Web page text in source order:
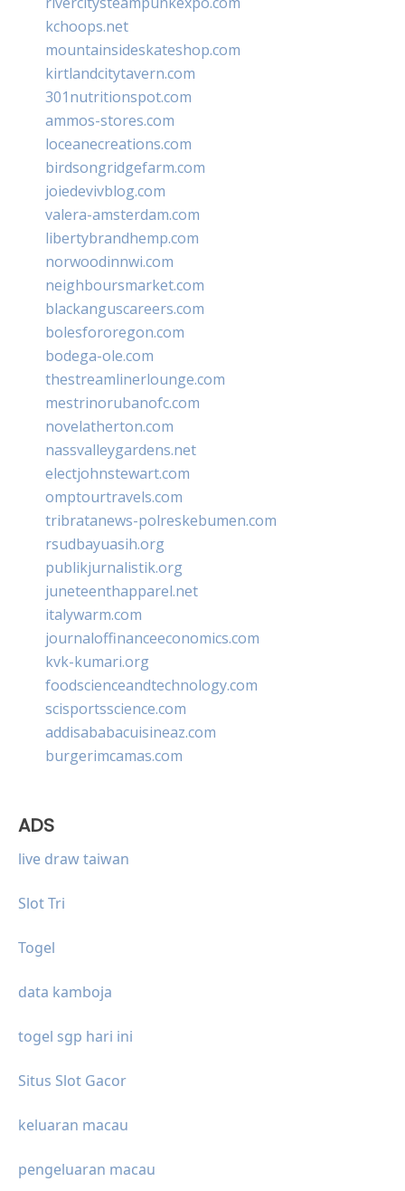
kchoops.net
mountainsideskateshop.com
kirtlandcitytavern.com
301nutritionspot.com
ammos-stores.com
loceanecreations.com
birdsongridgefarm.com
joiedevivblog.com
valera-amsterdam.com
libertybrandhemp.com
norwoodinnwi.com
neighboursmarket.com
blackanguscareers.com
bolesfororegon.com
bodega-ole.com
thestreamlinerlounge.com
mestrinorubanofc.com
novelatherton.com
nassvalleygardens.net
electjohnstewart.com
omptourtravels.com
tribratanews-polreskebumen.com
rsudbayuasih.org
publikjurnalistik.org
juneteenthapparel.net
italywarm.com
journaloffinanceeconomics.com
kvk-kumari.org
foodscienceandtechnology.com
scisportsscience.com
addisababacuisineaz.com
burgerimcamas.com
ADS
live draw taiwan
Slot Tri
Togel
data kamboja
togel sgp hari ini
Situs Slot Gacor
keluaran macau
pengeluaran macau